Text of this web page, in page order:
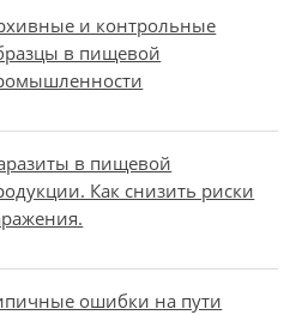
и контрольные
в пищевой
в пищевой
Как снизить риски
ошибки на пути